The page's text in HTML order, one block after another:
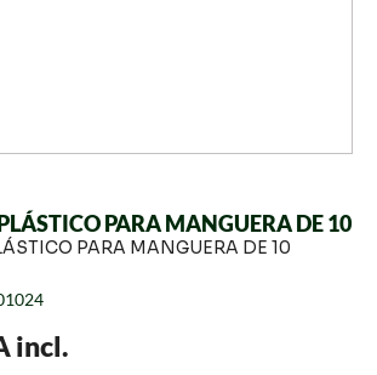
PARA MANGUERA DE 10
PARA MANGUERA DE 10
incl.